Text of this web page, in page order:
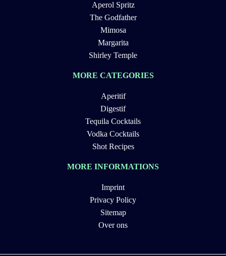
Aperol Spritz
The Godfather
Mimosa
Margarita
Shirley Temple
MORE CATEGORIES
Aperitif
Digestif
Tequila Cocktails
Vodka Cocktails
Shot Recipes
MORE INFORMATIONS
Imprint
Privacy Policy
Sitemap
Over ons